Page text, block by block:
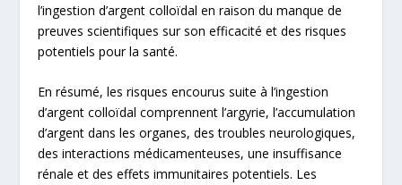
l’ingestion d’argent colloïdal en raison du manque de
preuves scientifiques sur son efficacité et des risques
potentiels pour la santé.
En résumé, les risques encourus suite à l’ingestion
d’argent colloïdal comprennent l’argyrie, l’accumulation
d’argent dans les organes, des troubles neurologiques,
des interactions médicamenteuses, une insuffisance
rénale et des effets immunitaires potentiels. Les